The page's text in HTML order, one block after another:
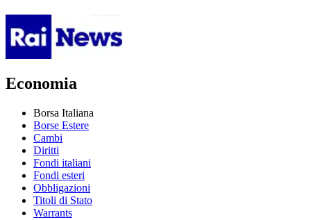
Economia
Borsa Italiana
Borse Estere
Cambi
Diritti
Fondi italiani
Fondi esteri
Obbligazioni
Titoli di Stato
Warrants